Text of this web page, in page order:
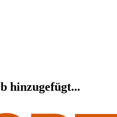
hinzugefügt...